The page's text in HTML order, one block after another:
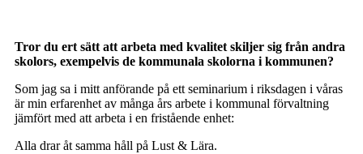
Tror du ert sätt att arbeta med kvalitet skiljer sig från andra
skolors, exempelvis de kommunala skolorna i kommunen?
Som jag sa i mitt anförande på ett seminarium i riksdagen i våras
är min erfarenhet av många års arbete i kommunal förvaltning
jämfört med att arbeta i en fristående enhet:
Alla drar åt samma håll på Lust & Lära.